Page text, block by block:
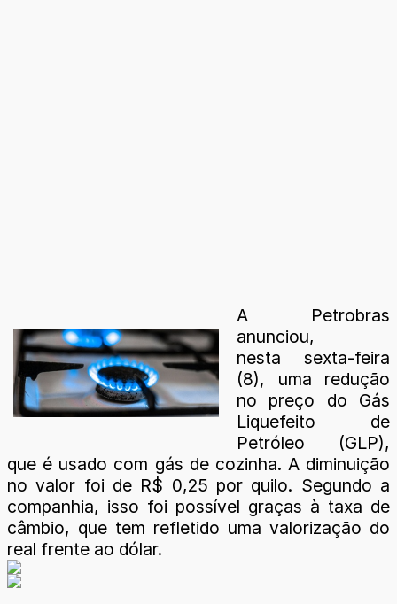
A Petrobras
anunciou,
nesta sexta-feira
(8), uma redução
no preço do Gás
Liquefeito de
Petróleo (GLP),
que é usado com gás de cozinha. A diminuição
no valor foi de R$ 0,25 por quilo. Segundo a
companhia, isso foi possível graças à taxa de
câmbio, que tem refletido uma valorização do
real frente ao dólar.